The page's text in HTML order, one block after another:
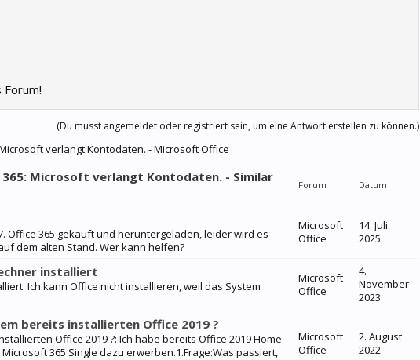
(Du musst angemeldet oder registriert sein, um eine Antwort erstellen zu können.)
verlangt Kontodaten. - Microsoft Office
Microsoft verlangt Kontodaten. - Similar
Forum Datum
Office 365 gekauft und heruntergeladen, leider wird es
dem alten Stand. Wer kann helfen?
Microsoft
Office
14. Juli
2025
installiert
Ich kann Office nicht installieren, weil das System
Microsoft
Office
4.
November
2023
bereits installierten Office 2019 ?
Office 2019 ?: Ich habe bereits Office 2019 Home
365 Single dazu erwerben.1.Frage:Was passiert,
Microsoft
Office
2. August
2022